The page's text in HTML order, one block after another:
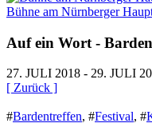
Bühne am Nürnberger
Auf ein Wort -
27. JULI 2018 - 29. JULI
[ Zurück ]
#Bardentreffen, #Festival, #